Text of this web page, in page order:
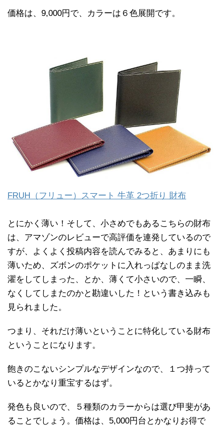
価格は、9,000円で、カラーは６色展開です。
FRUH（フリュー）スマート 牛革 2つ折り 財布
とにかく薄い！そして、小さめでもあるこちらの財布
は、アマゾンのレビューで高評価を連発しているので
すが、よくよく投稿内容を読んでみると、あまりにも
薄いため、ズボンのポケットに入れっぱなしのまま洗
濯をしてしまった、とか、薄くて小さいので、一瞬、
なくしてしまたのかと勘違いした！という書き込みも
見られました。
つまり、それだけ薄いということに特化している財布
ということになります。
飽きのこないシンプルなデザインなので、１つ持って
いるとかなり重宝するはず。
発色も良いので、５種類のカラーからは選び甲斐があ
ることでしょう。価格は、5,000円台とかなりお得で